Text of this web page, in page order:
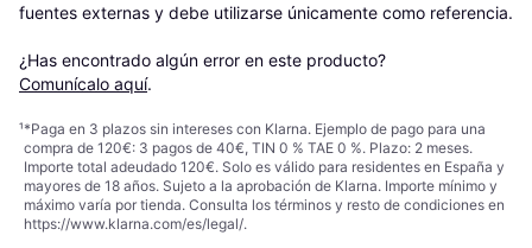
fuentes externas y debe utilizarse únicamente como referencia.
¿Has encontrado algún error en este producto?
Comunícalo aquí.
¹*Paga en 3 plazos sin intereses con Klarna. Ejemplo de pago para una
compra de 120€: 3 pagos de 40€, TIN 0 % TAE 0 %. Plazo: 2 meses.
Importe total adeudado 120€. Solo es válido para residentes en España y
mayores de 18 años. Sujeto a la aprobación de Klarna. Importe mínimo y
máximo varía por tienda. Consulta los términos y resto de condiciones en
https://www.klarna.com/es/legal/.